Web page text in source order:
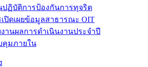
ปฏิบัติการป้องกันการทุจริต
เปิดเผยข้อมูลสาธารณะ OIT
งานผลการดำเนินงานประจำปี
คุมภายใน